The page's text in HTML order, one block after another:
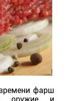
фарш